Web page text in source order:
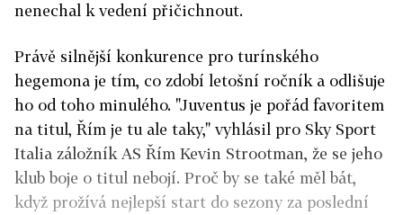
nenechal k vedení přičichnout.
Právě silnější konkurence pro turínského
hegemona je tím, co zdobí letošní ročník a odlišuje
ho od toho minulého. "Juventus je pořád favoritem
na titul, Řím je tu ale taky," vyhlásil pro Sky Sport
Italia záložník AS Řím Kevin Strootman, že se jeho
klub boje o titul nebojí. Proč by se také měl bát,
když prožívá nejlepší start do sezony za poslední